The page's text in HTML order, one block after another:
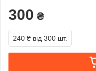
300 ₴
240 ₴ від 300 шт.